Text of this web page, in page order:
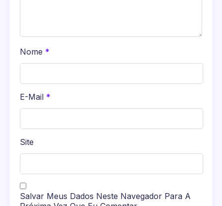
Nome *
E-Mail *
Site
Salvar Meus Dados Neste Navegador Para A